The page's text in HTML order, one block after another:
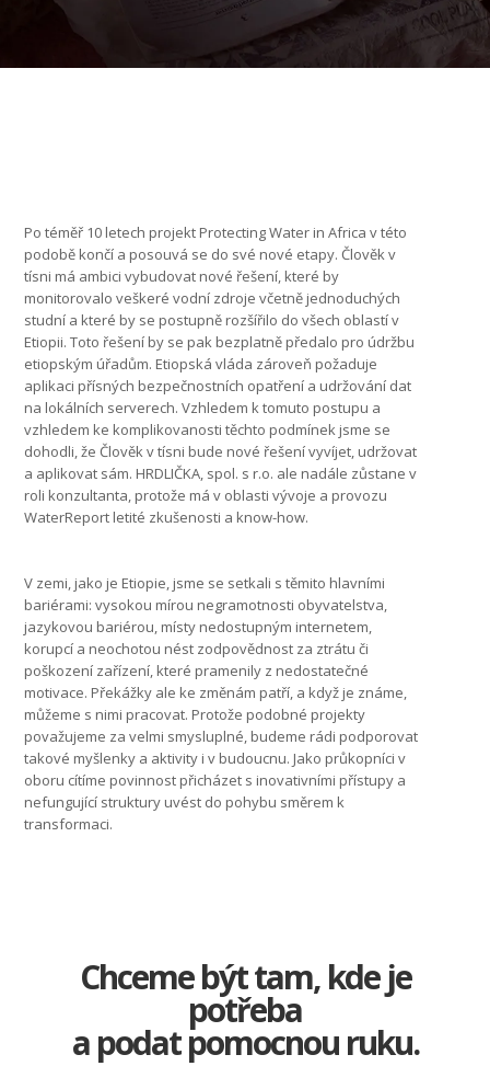
Po téměř 10 letech projekt Protecting Water in Africa v této
podobě končí a posouvá se do své nové etapy. Člověk v
tísni má ambici vybudovat nové řešení, které by
monitorovalo veškeré vodní zdroje včetně jednoduchých
studní a které by se postupně rozšířilo do všech oblastí v
Etiopii. Toto řešení by se pak bezplatně předalo pro údržbu
etiopským úřadům. Etiopská vláda zároveň požaduje
aplikaci přísných bezpečnostních opatření a udržování dat
na lokálních serverech. Vzhledem k tomuto postupu a
vzhledem ke komplikovanosti těchto podmínek jsme se
dohodli, že Člověk v tísni bude nové řešení vyvíjet, udržovat
a aplikovat sám. HRDLIČKA, spol. s r.o. ale nadále zůstane v
roli konzultanta, protože má v oblasti vývoje a provozu
WaterReport letité zkušenosti a know-how.
V zemi, jako je Etiopie, jsme se setkali s těmito hlavními
bariérami: vysokou mírou negramotnosti obyvatelstva,
jazykovou bariérou, místy nedostupným internetem,
korupcí a neochotou nést zodpovědnost za ztrátu či
poškození zařízení, které pramenily z nedostatečné
motivace. Překážky ale ke změnám patří, a když je známe,
můžeme s nimi pracovat. Protože podobné projekty
považujeme za velmi smysluplné, budeme rádi podporovat
takové myšlenky a aktivity i v budoucnu. Jako průkopníci v
oboru cítíme povinnost přicházet s inovativními přístupy a
nefungující struktury uvést do pohybu směrem k
transformaci.
Chceme být tam, kde je
potřeba
a podat pomocnou ruku.